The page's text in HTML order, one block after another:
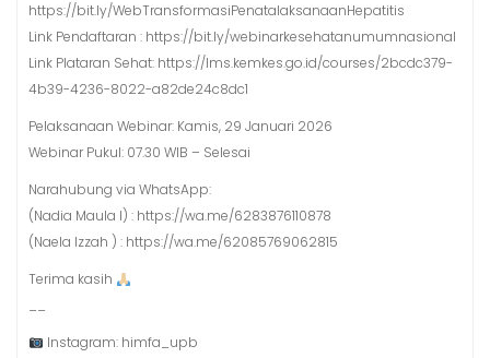
https://bit.ly/WebTransformasiPenatalaksanaanHepatitis
Link Pendaftaran : https://bit.ly/webinarkesehatanumumnasional
Link Plataran Sehat: https://lms.kemkes.go.id/courses/2bcdc379-
4b39-4236-8022-a82de24c8dc1
Pelaksanaan Webinar: Kamis, 29 Januari 2026
Webinar Pukul: 07.30 WIB – Selesai
Narahubung via WhatsApp:
(Nadia Maula I) : https://wa.me/6283876110878
(Naela Izzah ) : https://wa.me/62085769062815
Terima kasih
Instagram: himfa_upb